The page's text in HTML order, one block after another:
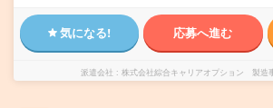
気になる! 応募へ進む
派遣会社 株式会社綜合キャリアオプション 製造